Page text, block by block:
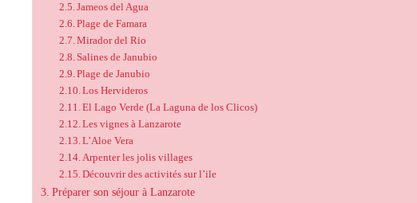
Jameos del Agua
Plage de Famara
Mirador del Rio
Salines de Janubio
Plage de Janubio
Los Hervideros
El Lago Verde (La Laguna de los Clicos)
Les vignes à Lanzarote
L’Aloe Vera
Arpenter les jolis villages
Découvrir des activités sur l’ile
Préparer son séjour à Lanzarote